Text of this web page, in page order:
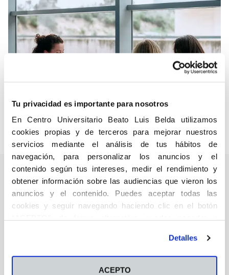
Tu privacidad es importante para nosotros
En Centro Universitario Beato Luis Belda utilizamos
cookies propias y de terceros para mejorar nuestros
servicios mediante el análisis de tus hábitos de
navegación, para personalizar los anuncios y el
contenido según tus intereses, medir el rendimiento y
obtener información sobre las audiencias que vieron los
anuncios y el contenido. Puedes aceptar todas las
cookies y seguir navegando haciendo clic en el botón
antes de otorgar o negar tu consentimiento haciendo clic
en el botón "Personalizar". Para más información puedes
Política de Cookies
Detalles
ACEPTO